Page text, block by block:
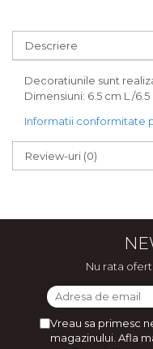
CERCEI ZAMAC
Ateliere - planse cu
Descriere
Decoratiunile sunt
Dimensiuni: 6.5 cm L /6.5
Informatii conformitate
Review-uri (0)
Nu rata
Vreau sa primesc
magazinului. Afla